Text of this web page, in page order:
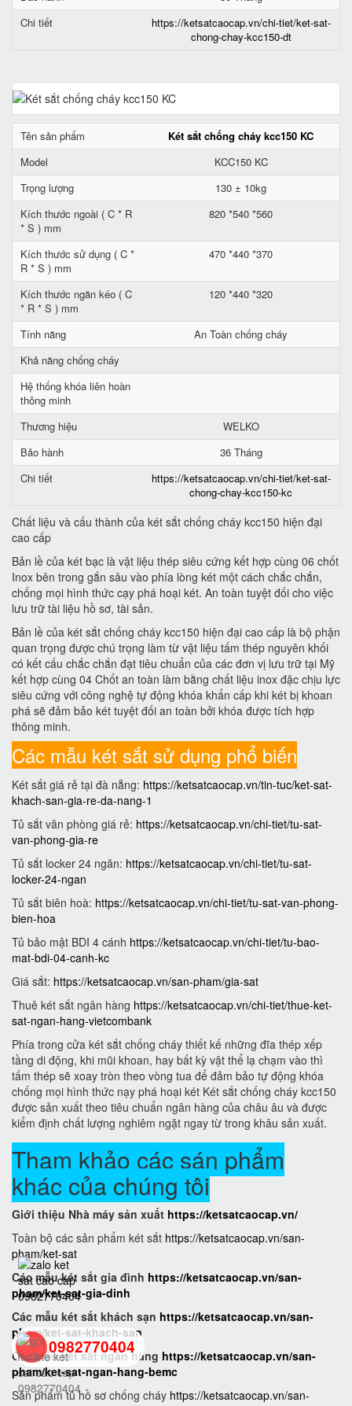
Chi tiết
https://ketsatcaocap.vn/chi-tiet/ket-sat-
chong-chay-kcc150-dt
Tên sản phẩm
Két sắt chống cháy kcc150 KC
Model
KCC150 KC
Trọng lượng
130 ± 10kg
Kích thước ngoài ( C * R
* S ) mm
820 *540 *560
Kích thước sử dụng ( C *
R * S ) mm
470 *440 *370
Kích thước ngăn kéo ( C
* R * S ) mm
120 *440 *320
Tính năng
An Toàn chống cháy
Khả năng chống cháy
Hệ thống khóa liên hoàn
thông minh
Thương hiệu
WELKO
Bảo hành
36 Tháng
Chi tiết
https://ketsatcaocap.vn/chi-tiet/ket-sat-
chong-chay-kcc150-kc
Chất liệu và cấu thành của két sắt chống cháy kcc150 hiện đại
cao cấp
Bản lề của két bạc là vật liệu thép siêu cứng kết hợp cùng 06 chốt
Inox bên trong gắn sâu vào phía lòng két một cách chắc chắn,
chống mọi hình thức cạy phá hoại két. An toàn tuyệt đối cho việc
lưu trữ tài liệu hồ sơ, tài sản.
Bản lề của két sắt chống cháy kcc150 hiện đại cao cấp là bộ phận
quan trọng được chú trọng làm từ vật liệu tấm thép nguyên khối
có kết cấu chắc chắn đạt tiêu chuẩn của các đơn vị lưu trữ tại Mỹ
kết hợp cùng 04 Chốt an toàn làm bằng chất liệu inox đặc chịu lực
siêu cứng với công nghệ tự động khóa khẩn cấp khi két bị khoan
phá sẽ đảm bảo két tuyệt đối an toàn bởi khóa được tích hợp
thông minh.
Các mẫu két sắt sử dụng phổ biến
Két sắt giá rẻ tại đà nẵng: https://ketsatcaocap.vn/tin-tuc/ket-sat-
khach-san-gia-re-da-nang-1
Tủ sắt văn phòng giá rẻ: https://ketsatcaocap.vn/chi-tiet/tu-sat-
van-phong-gia-re
Tủ sắt locker 24 ngăn: https://ketsatcaocap.vn/chi-tiet/tu-sat-
locker-24-ngan
Tủ sắt biên hoà: https://ketsatcaocap.vn/chi-tiet/tu-sat-van-phong-
bien-hoa
Tủ bảo mật BDI 4 cánh https://ketsatcaocap.vn/chi-tiet/tu-bao-
mat-bdi-04-canh-kc
Giá sắt: https://ketsatcaocap.vn/san-pham/gia-sat
Thuê két sắt ngân hàng https://ketsatcaocap.vn/chi-tiet/thue-ket-
sat-ngan-hang-vietcombank
Phía trong cửa két sắt chống cháy thiết kế những đĩa thép xếp
tầng di động, khi mũi khoan, hay bất kỳ vật thể lạ chạm vào thì
tấm thép sẽ xoay tròn theo vòng tua để đảm bảo tự động khóa
chống mọi hình thức nạy phá hoại két Két sắt chống cháy kcc150
được sản xuất theo tiêu chuẩn ngân hàng của châu âu và được
kiểm định chất lượng nghiêm ngặt ngay từ trong khâu sản xuất.
Tham khảo các sán phẩm
khác của chúng tôi
Giới thiệu Nhà máy sản xuất https://ketsatcaocap.vn/
Toàn bộ các sản phẩm két sắt https://ketsatcaocap.vn/san-
pham/ket-sat
Các mẫu két sắt gia đình https://ketsatcaocap.vn/san-
pham/ket-sat-gia-dinh
Các mẫu két sắt khách sạn https://ketsatcaocap.vn/san-
pham/ket-sat-khach-san
Các mẫu két sắt ngân hàng https://ketsatcaocap.vn/san-
pham/ket-sat-ngan-hang-bemc
Sản phẩm tủ hồ sơ chống cháy https://ketsatcaocap.vn/san-
0982770404